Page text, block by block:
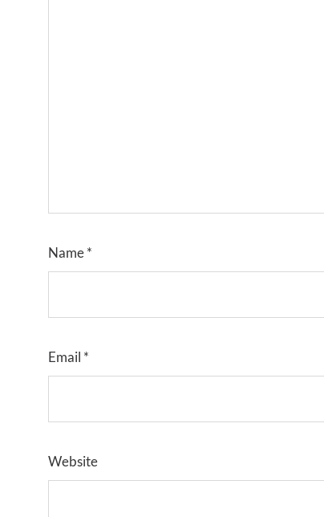
Name*
Email *
Website